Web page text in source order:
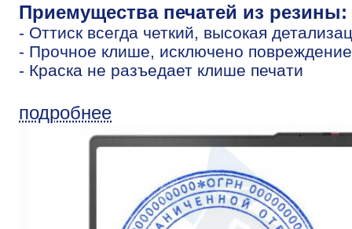
Приемущества печатей из резины:
- Оттиск всегда четкий, высокая
- Прочное клише, исключено
- Краска не разъедает клише печати
подробнее